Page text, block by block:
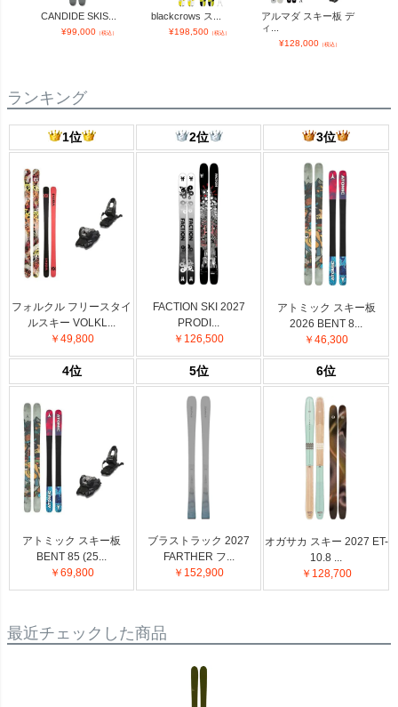
CANDIDE SKIS...
¥99,000（税込）
blackcrows ス...
¥198,500（税込）
アルマダ スキー板 デ
ィ...
¥128,000（税込）
ランキング
1位 2位 3位
フォルクル フリースタイ
ルスキー VOLKL...
￥49,800
FACTION SKI 2027
PRODI...
￥126,500
アトミック スキー板
2026 BENT 8...
￥46,300
4位 5位 6位
アトミック スキー板
BENT 85 (25...
￥69,800
ブラストラック 2027
FARTHER フ...
￥152,900
オガサカ スキー 2027 ET-
10.8 ...
￥128,700
最近チェックした商品